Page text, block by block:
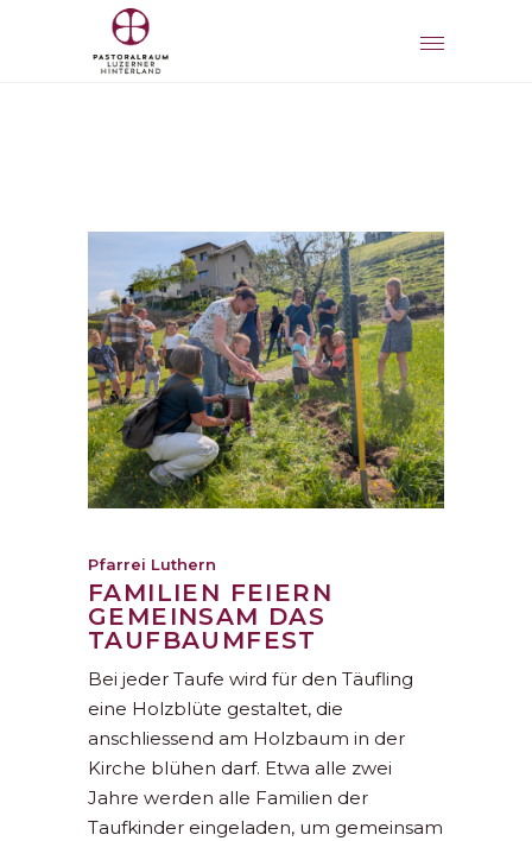
Pfarrei Luthern
FAMILIEN FEIERN
GEMEINSAM DAS
TAUFBAUMFEST
Bei jeder Taufe wird für den Täufling
eine Holzblüte gestaltet, die
anschliessend am Holzbaum in der
Kirche blühen darf. Etwa alle zwei
Jahre werden alle Familien der
Taufkinder eingeladen, um gemeinsam